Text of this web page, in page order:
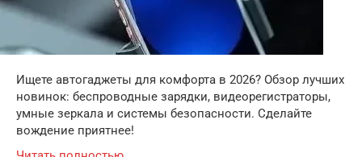
Ищете автогаджеты для комфорта в 2026? Обзор лучших
новинок: беспроводные зарядки, видеорегистраторы,
умные зеркала и системы безопасности. Сделайте
вождение приятнее!